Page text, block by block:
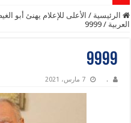
الرئيسية / الأعلى للإعلام يهنئ أبو
العربية /
9999
9999
. 7 مارس، 2021